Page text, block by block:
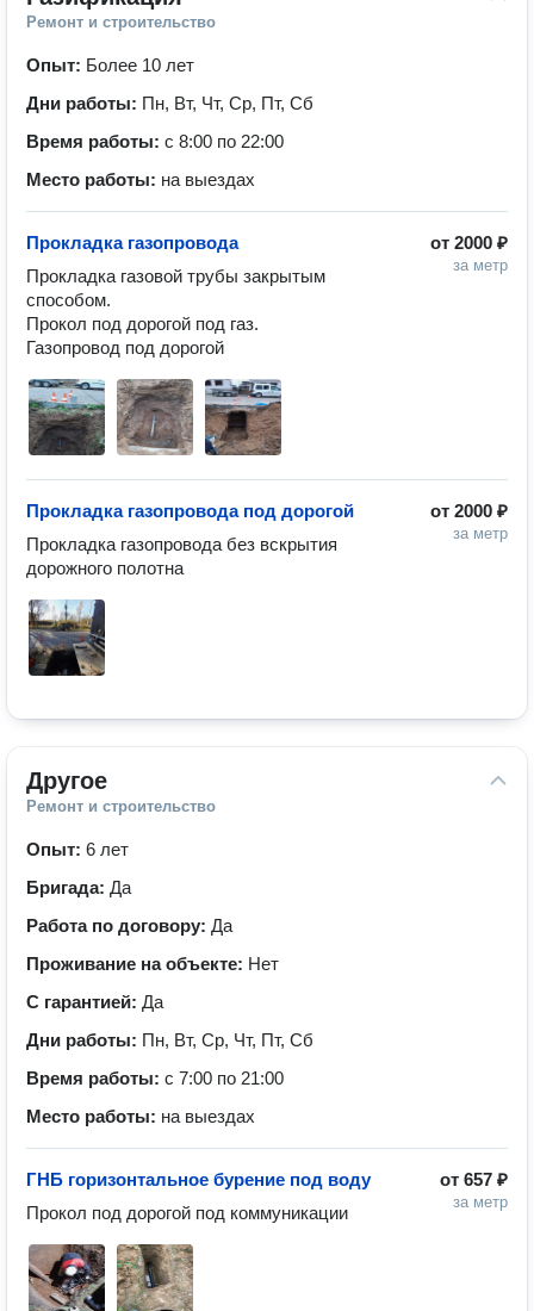
Ремонт и строительство
Опыт: Более 10 лет
Дни работы: Пн, Вт, Чт, Ср, Пт, Сб
Время работы: с 8:00 по 22:00
Место работы: на выездах
от 2000 ₽
за метр
Прокладка газопровода
Прокладка газовой трубы закрытым
способом.
Прокол под дорогой под газ.
Газопровод под дорогой
от 2000 ₽
за метр
Прокладка газопровода под дорогой
Прокладка газопровода без вскрытия
дорожного полотна
Другое
Ремонт и строительство
Опыт: 6 лет
Бригада: Да
Работа по договору: Да
Проживание на объекте: Нет
С гарантией: Да
Дни работы: Пн, Вт, Ср, Чт, Пт, Сб
Время работы: с 7:00 по 21:00
Место работы: на выездах
от 657 ₽
за метр
ГНБ горизонтальное бурение под воду
Прокол под дорогой под коммуникации